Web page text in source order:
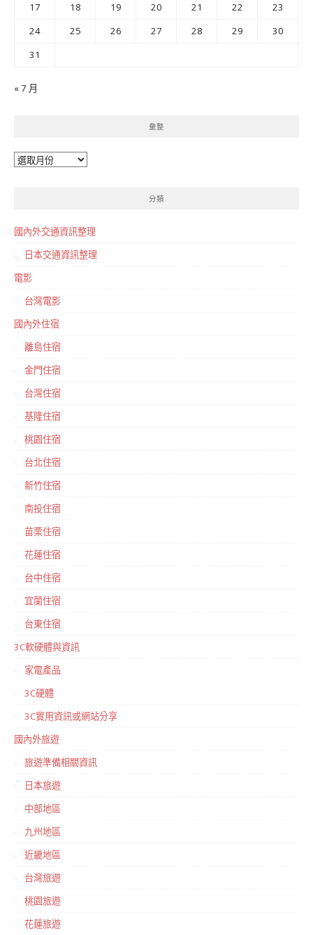
17
18 19 20 21 22
23
24
25 26 27 28 29
30
31
« 7 月
彙整
彙
分類
國內外交通資訊整理
日本交通資訊整理
電影
台灣電影
國內外住宿
離島住宿
金門住宿
台灣住宿
基隆住宿
桃園住宿
台北住宿
新竹住宿
南投住宿
苗栗住宿
花蓮住宿
台中住宿
宜蘭住宿
台東住宿
3C軟硬體與資訊
家電產品
3C硬體
3C實用資訊或網站分享
國內外旅遊
旅遊準備相關資訊
日本旅遊
中部地區
九州地區
近畿地區
台灣旅遊
桃園旅遊
花蓮旅遊